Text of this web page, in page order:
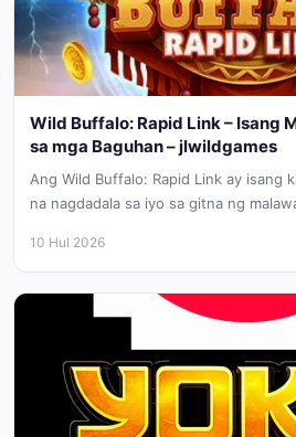
Wild Buffalo: Rapid Link – Isang
sa mga Baguhan – jlwildgames
Ang Wild Buffalo: Rapid Link ay isang
na nagdadala sa iyo sa gitna ng
10 Hul 2026